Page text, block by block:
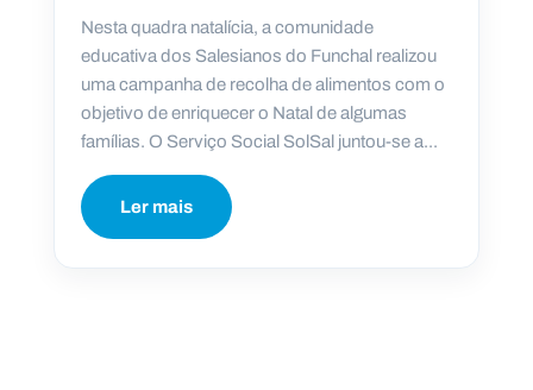
Nesta quadra natalícia, a comunidade
educativa dos Salesianos do Funchal realizou
uma campanha de recolha de alimentos com o
objetivo de enriquecer o Natal de algumas
famílias. O Serviço Social SolSal juntou-se a...
Ler mais